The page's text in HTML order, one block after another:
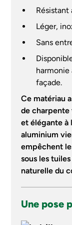
Résistant
Léger,
Sans
façade.
Ce matériau
de
et élégante à
aluminium
empêchent
sous les
naturelle du
Une pose